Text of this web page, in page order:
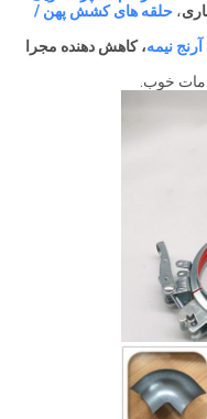
، حلقه های کشش پهن /
آرنج نیمه، كاهش دهنده مجرا
خوب.